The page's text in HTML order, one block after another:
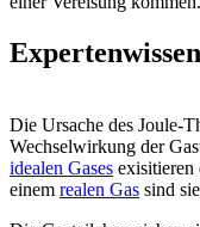
Die Ursache des Joule-
Wechselwirkung der
idealen Gases exisitieren
einem realen Gas sind